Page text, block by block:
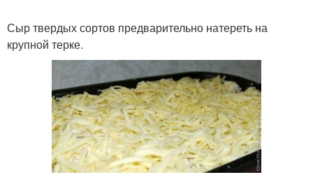
Сыр твердых сортов предварительно натереть на
крупной терке.